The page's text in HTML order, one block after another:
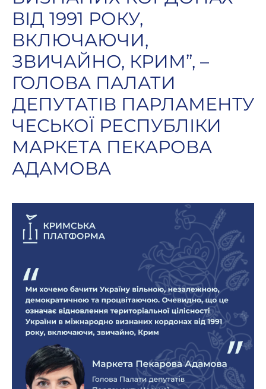
ВІД 1991 РОКУ,
ВКЛЮЧАЮЧИ,
ЗВИЧАЙНО, КРИМ”, –
ГОЛОВА ПАЛАТИ
ДЕПУТАТІВ ПАРЛАМЕНТУ
ЧЕСЬКОЇ РЕСПУБЛІКИ
МАРКЕТА ПЕКАРОВА
АДАМОВА